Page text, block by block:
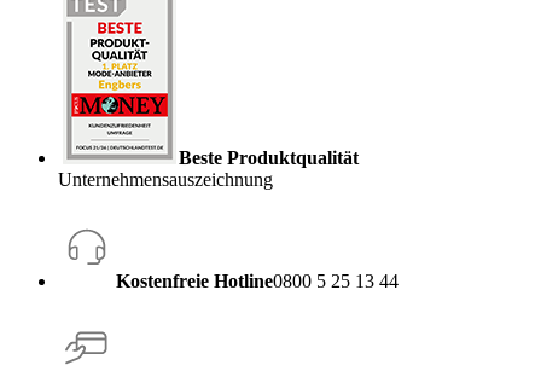
Beste Produktqualität
Unternehmensauszeichnung
Kostenfreie Hotline0800 5 25 13 44